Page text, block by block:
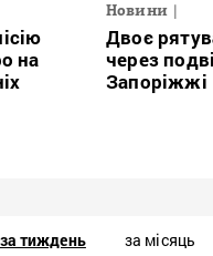
на
Новини
Двоє
через
Запоріжжі
за тиждень за місяць